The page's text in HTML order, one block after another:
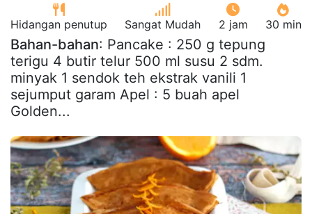
Hidangan penutup Sangat Mudah 2 jam 30 min
Bahan-bahan: Pancake : 250 g tepung
terigu 4 butir telur 500 ml susu 2 sdm.
minyak 1 sendok teh ekstrak vanili 1
sejumput garam Apel : 5 buah apel
Golden...